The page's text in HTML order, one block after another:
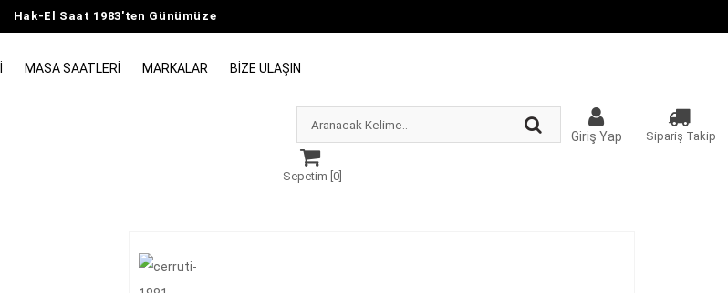
Hak-El Saat 1983'ten Günümüze
MASA SAATLERI MARKALAR BIZE ULAŞIN
Giriş Yap Sipariş Takip
Sepetim [ 0]